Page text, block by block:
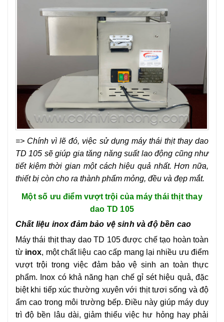
=> Chính vì lẽ đó, việc sử dụng máy thái thịt thay dao
TD 105 sẽ giúp gia tăng năng suất lao động cũng như
tiết kiệm thời gian một cách hiệu quả nhất. Hơn nữa,
thiết bị còn cho ra thành phẩm mỏng, đều và đẹp mắt.
Một số ưu điểm vượt trội của máy thái thịt thay
dao TD 105
Chất liệu inox đảm bảo vệ sinh và độ bền cao
Máy thái thịt thay dao TD 105 được chế tạo hoàn toàn
từ inox, một chất liệu cao cấp mang lại nhiều ưu điểm
vượt trội trong việc đảm bảo vệ sinh an toàn thực
phẩm. Inox có khả năng hạn chế gỉ sét hiệu quả, đặc
biệt khi tiếp xúc thường xuyên với thịt tươi sống và độ
ẩm cao trong môi trường bếp. Điều này giúp máy duy
trì độ bền lâu dài, giảm thiểu việc hư hỏng hay phải